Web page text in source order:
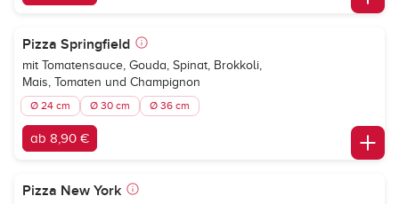
Pizza Springfield
mit Tomatensauce, Gouda, Spinat, Brokkoli,
Mais, Tomaten und Champignon
Ø 24 cm Ø 30 cm Ø 36 cm
ab 8,90 €
Pizza New York